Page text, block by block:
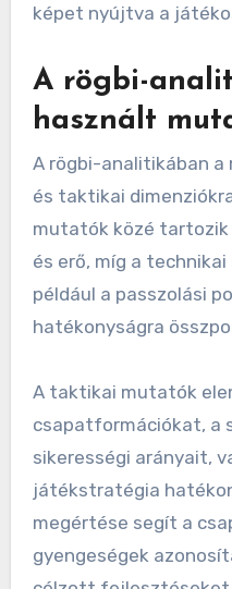
képet nyújtva a
A rögbi-
használt
A rögbi-analitikában
és taktikai
mutatók közé tartozik
és erő, míg a
például a passzolási
hatékonyságra
A taktikai mutatók
csapatformációkat, a
sikerességi arányait,
játékstratégia
megértése segít a
gyengeségek